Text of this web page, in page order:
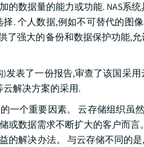
数据量的能力或功能. NAS系
. 个人数据,例如不可替代的图
了强大的备份和数据保护功能,
发表了一份报告,审查了该国采
解决方案的采用.
一个重要因素。 云存储组织虽
或数据需求不断扩大的客户而
解决办法。 与云存储不同的